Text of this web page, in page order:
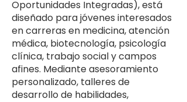
Oportunidades Integradas), está
diseñado para jóvenes interesados
en carreras en medicina, atención
médica, biotecnología, psicología
clínica, trabajo social y campos
afines. Mediante asesoramiento
personalizado, talleres de
desarrollo de habilidades,